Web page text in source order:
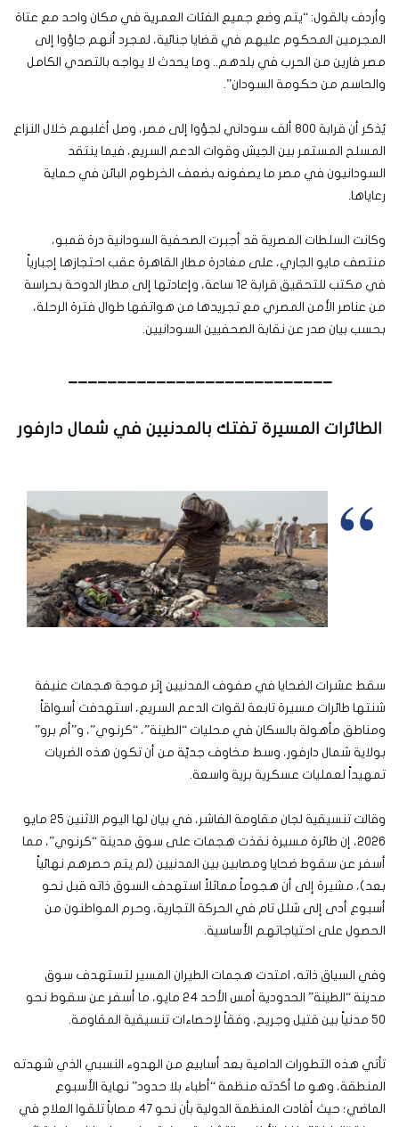
وأردف بالقول: “يتم وضع جميع الفئات العمرية في مكان واحد مع عتاة
المجرمين المحكوم عليهم في قضايا جنائية، لمجرد أنهم جاؤوا إلى
مصر فارين من الحرب في بلدهم.. وما يحدث لا يواجه بالتصدي الكامل
والحاسم من حكومة السودان”.
يُذكر أن قرابة 800 ألف سوداني لجؤوا إلى مصر، وصل أغلبهم خلال النزاع
المسلح المستمر بين الجيش وقوات الدعم السريع، فيما ينتقد
السودانيون في مصر ما يصفونه بضعف الخرطوم البائن في حماية
رعاياها.
وكانت السلطات المصرية قد أجبرت الصحفية السودانية درة قمبو،
منتصف مايو الجاري، على مغادرة مطار القاهرة عقب احتجازها إجبارياً
في مكتب للتحقيق قرابة 12 ساعة، وإعادتها إلى مطار الدوحة بحراسة
من عناصر الأمن المصري مع تجريدها من هواتفها طوال فترة الرحلة،
بحسب بيان صدر عن نقابة الصحفيين السودانيين.
الطائرات المسيرة تفتك بالمدنيين في شمال دارفور
سقط عشرات الضحايا في صفوف المدنيين إثر موجة هجمات عنيفة
شنتها طائرات مسيرة تابعة لقوات الدعم السريع، استهدفت أسواقاً
ومناطق مأهولة بالسكان في محليات “الطينة”، “كرنوي”، و”أم برو”
بولاية شمال دارفور، وسط مخاوف جديّة من أن تكون هذه الضربات
تمهيداً لعمليات عسكرية برية واسعة.
وقالت تنسيقية لجان مقاومة الفاشر، في بيان لها اليوم الاثنين 25 مايو
2026، إن طائرة مسيرة نفذت هجمات على سوق مدينة “كرنوي”، مما
أسفر عن سقوط ضحايا ومصابين بين المدنيين (لم يتم حصرهم نهائياً
بعد)، مشيرة إلى أن هجوماً مماثلاً استهدف السوق ذاته قبل نحو
أسبوع أدى إلى شلل تام في الحركة التجارية، وحرم المواطنون من
الحصول على احتياجاتهم الأساسية.
وفي السياق ذاته، امتدت هجمات الطيران المسير لتستهدف سوق
مدينة “الطينة” الحدودية أمس الأحد 24 مايو، ما أسفر عن سقوط نحو
50 مدنياً بين قتيل وجريح، وفقاً لإحصاءات تنسيقية المقاومة.
تأتي هذه التطورات الدامية بعد أسابيع من الهدوء النسبي الذي شهدته
المنطقة، وهو ما أكدته منظمة “أطباء بلا حدود” نهاية الأسبوع
الماضي؛ حيث أفادت المنظمة الدولية بأن نحو 47 مصاباً تلقوا العلاج في